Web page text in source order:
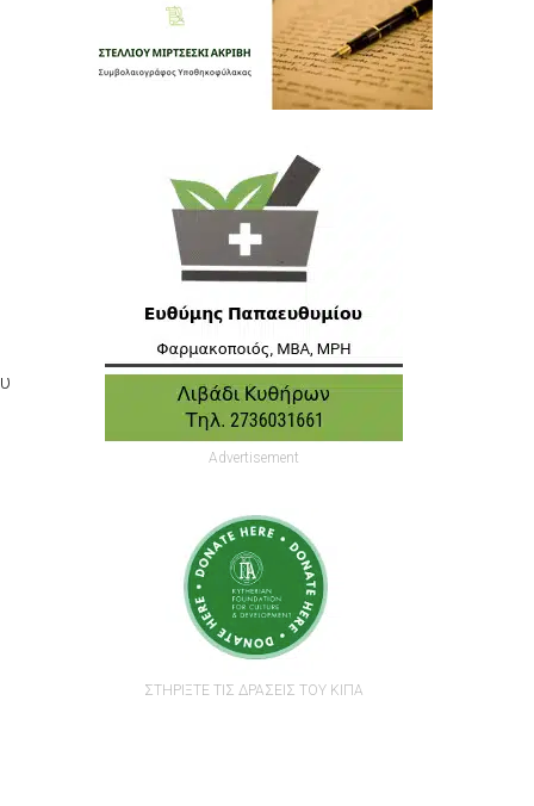
Advertisement
ΣΤΗΡΙΞΤΕ ΤΙΣ ΔΡΑΣΕΙΣ ΤΟΥ ΚΙΠΑ